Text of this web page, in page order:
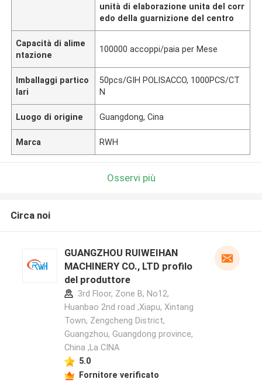
unità di elaborazione unita del corr
edo della guarnizione del centro
Capacità di alime
ntazione
100000 accoppi/paia per Mese
Imballaggi partico
lari
50pcs/GIH POLISACCO, 1000PCS/CT
N
Luogo di origine Guangdong, Cina
Marca RWH
Osservi più
Circa noi
GUANGZHOU RUIWEIHAN
MACHINERY CO., LTD profilo
del produttore
3rd Floor, Zone B, No12,
Huanbao 2nd road ,Xiapu, Xintang
Town, Zengcheng District,
Guangzhou, Guangdong province,
China ,La CINA
5.0
Fornitore verificato